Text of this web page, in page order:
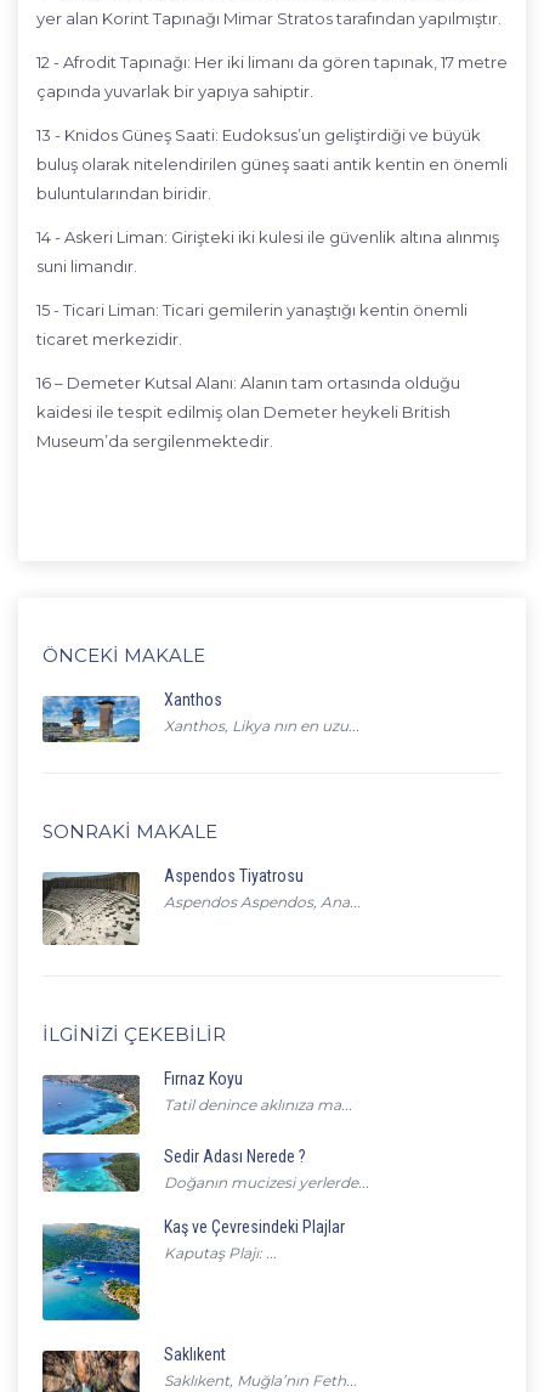
yer alan Korint Tapınağı Mimar Stratos tarafından yapılmıştır.
12 - Afrodit Tapınağı: Her iki limanı da gören tapınak, 17 metre
çapında yuvarlak bir yapıya sahiptir.
13 - Knidos Güneş Saati: Eudoksus’un geliştirdiği ve büyük
buluş olarak nitelendirilen güneş saati antik kentin en önemli
buluntularından biridir.
14 - Askeri Liman: Girişteki iki kulesi ile güvenlik altına alınmış
suni limandır.
15 - Ticari Liman: Ticari gemilerin yanaştığı kentin önemli
ticaret merkezidir.
16 – Demeter Kutsal Alanı: Alanın tam ortasında olduğu
kaidesi ile tespit edilmiş olan Demeter heykeli British
Museum’da sergilenmektedir.
ÖNCEKI MAKALE
Xanthos
Xanthos, Likya nın en uzu...
SONRAKI MAKALE
Aspendos Tiyatrosu
Aspendos Aspendos, Ana...
İLGINIZI ÇEKEBILIR
Fırnaz Koyu
Tatil denince aklınıza ma...
Sedir Adası Nerede ?
Doğanın mucizesi yerlerde...
Kaş ve Çevresindeki Plajlar
Kaputaş Plajı: ...
Saklıkent
Saklıkent, Muğla’nın Feth...